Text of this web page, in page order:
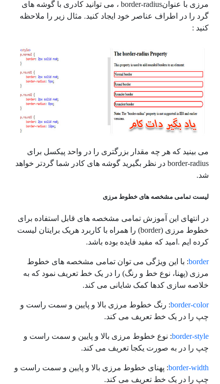
مرزی با عنوانborder-radius ، می توانید کادری با گوشه های
گرد را در اطراف عناصر خود ایجاد کنید. مثال زیر را ملاحظه
کنید :
می بینید که هر چه مقدار بزرگتری را در واحد پیکسل برای
border-radius در نظر بگیرید گوشه های کادر شما گردتر خواهد
شد.
لیست تمامی مشخصه های خطوط مرزی
در انتهای این آموزش تمامی مشخصه های قابل استفاده برای
خطوط مرزی (border) را همراه با کاربرد هریک برایتان لیست
کرده ایم .امید که مفید فایده بوده باشد.
border: با این ویژگی می توان تمامی مشخصه های خطوط
مرزی (پهنا، نوع خط و رنگ) را در یک خط تعریف نمود که به
خلاصه سازی کدها کمک شایانی می کند.
border-color: رنگ خطوط مرزی بالا و پایین و سمت راست و
چپ را در یک خط تعریف می کند.
border-style: نوع خطوط مرزی بالا و پایین و سمت راست و
چپ را در به صورت یکجا تعریف می کند.
border-width: پهنای خطوط مرزی بالا و پایین و سمت راست و
چپ را در یک خط تعریف می کند.